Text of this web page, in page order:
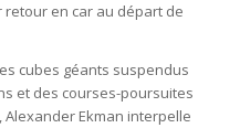
en car au départ de
cubes géants suspendus
et des courses-poursuites
Ekman interpelle